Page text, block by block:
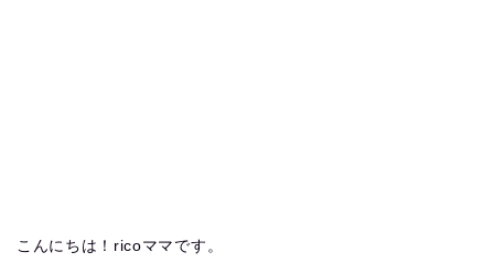
こんにちは！ricoママです。